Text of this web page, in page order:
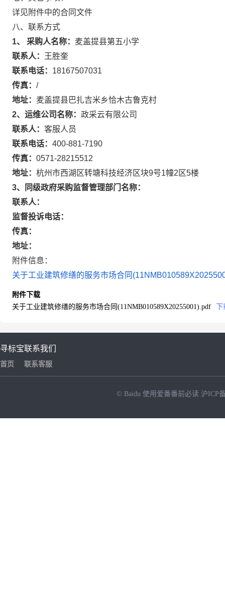
详见附件中的合同文件
八、联系方式
1、 采购人名称： 麦盖提县第五小学
联系人：
王胜奎
联系电话： 18167507031
传真： /
地址： 麦盖提县巴扎吉米乡恰木古鲁克村
2、运维公司名称： 政采云有限公司
联系人： 客服人员
联系电话： 400-881-7190
传真： 0571-28215512
地址： 杭州市西湖区转塘科技经济区块9号1幢2区5楼
3、同级政府采购监督管理部门名称：
联系人：
监督投诉电话：
传真：
地址：
附件信息：
关于工业建筑修缮的服务市场合同
附件下载
关于工业建筑修缮的服务市场合同(11NMB010589X20255001).pdf
寻标宝
首页
联系我们
联系客服
© Baidu 使用爱番番前必读 沪ICP